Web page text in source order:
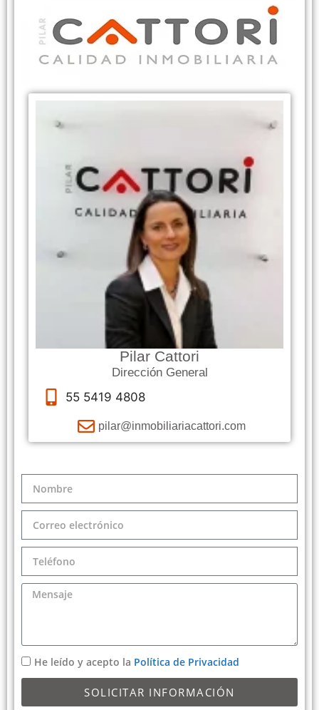
Pilar Cattori
Dirección General
55 5419 4808
pilar@inmobiliariacattori.com
He leído y acepto la Política de Privacidad
SOLICITAR INFORMACIÓN